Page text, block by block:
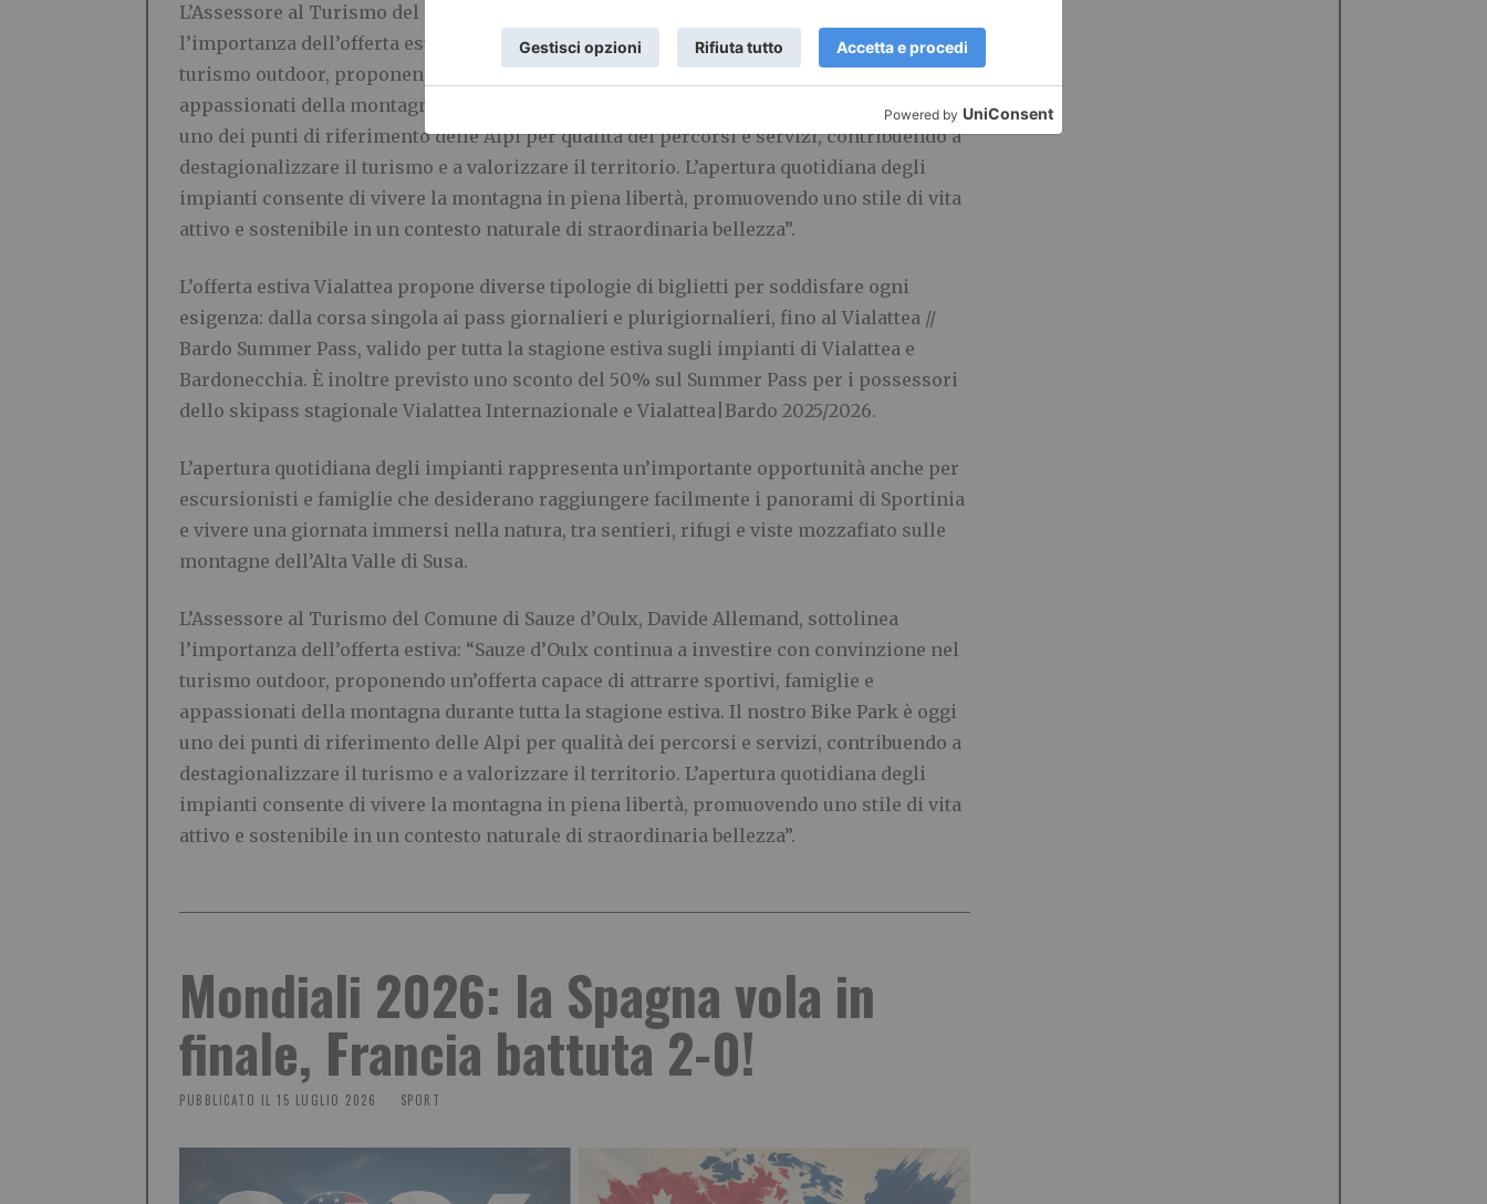
L’Assessore al Turismo del Comune di Sauze d’Oulx, Davide Allemand, sottolinea
l’importanza dell’offerta estiva: “Sauze d’Oulx continua a investire con convinzione nel
turismo outdoor, proponendo un’offerta capace di attrarre sportivi, famiglie e
appassionati della montagna durante tutta la stagione estiva. Il nostro Bike Park è oggi
uno dei punti di riferimento delle Alpi per qualità dei percorsi e servizi, contribuendo a
destagionalizzare il turismo e a valorizzare il territorio. L’apertura quotidiana degli
impianti consente di vivere la montagna in piena libertà, promuovendo uno stile di vita
attivo e sostenibile in un contesto naturale di straordinaria bellezza”.
L’offerta estiva Vialattea propone diverse tipologie di biglietti per soddisfare ogni
esigenza: dalla corsa singola ai pass giornalieri e plurigiornalieri, fino al Vialattea //
Bardo Summer Pass, valido per tutta la stagione estiva sugli impianti di Vialattea e
Bardonecchia. È inoltre previsto uno sconto del 50% sul Summer Pass per i possessori
dello skipass stagionale Vialattea Internazionale e Vialattea|Bardo 2025/2026.
L’apertura quotidiana degli impianti rappresenta un’importante opportunità anche per
escursionisti e famiglie che desiderano raggiungere facilmente i panorami di Sportinia
e vivere una giornata immersi nella natura, tra sentieri, rifugi e viste mozzafiato sulle
montagne dell’Alta Valle di Susa.
L’Assessore al Turismo del Comune di Sauze d’Oulx, Davide Allemand, sottolinea
l’importanza dell’offerta estiva: “Sauze d’Oulx continua a investire con convinzione nel
turismo outdoor, proponendo un’offerta capace di attrarre sportivi, famiglie e
appassionati della montagna durante tutta la stagione estiva. Il nostro Bike Park è oggi
uno dei punti di riferimento delle Alpi per qualità dei percorsi e servizi, contribuendo a
destagionalizzare il turismo e a valorizzare il territorio. L’apertura quotidiana degli
impianti consente di vivere la montagna in piena libertà, promuovendo uno stile di vita
attivo e sostenibile in un contesto naturale di straordinaria bellezza”.
Mondiali 2026: la Spagna vola in
finale, Francia battuta 2-0!
PUBBLICATO IL 15 LUGLIO 2026 SPORT